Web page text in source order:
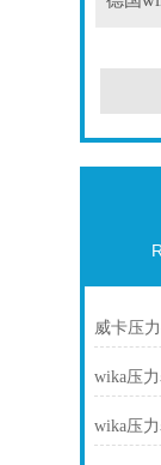
wika压
wika压